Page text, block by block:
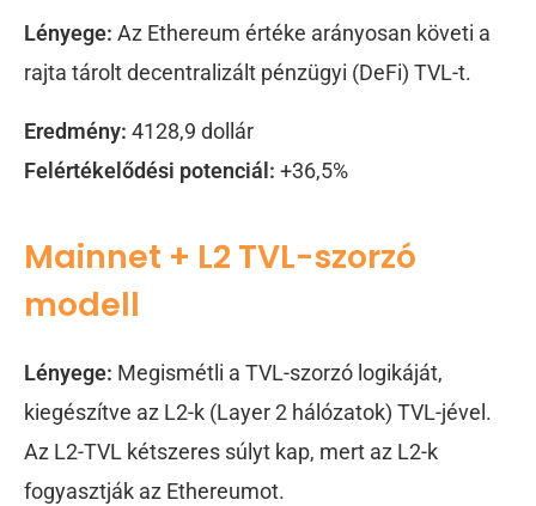
Lényege: Az Ethereum értéke arányosan követi a
rajta tárolt decentralizált pénzügyi (DeFi) TVL-t.
Eredmény: 4128,9 dollár
Felértékelődési potenciál: +36,5%
Mainnet + L2 TVL-szorzó
modell
Lényege: Megismétli a TVL-szorzó logikáját,
kiegészítve az L2-k (Layer 2 hálózatok) TVL-jével.
Az L2-TVL kétszeres súlyt kap, mert az L2-k
fogyasztják az Ethereumot.